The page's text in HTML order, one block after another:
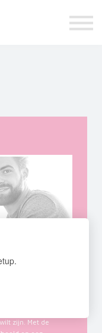
voor wie je
zijn. Met de